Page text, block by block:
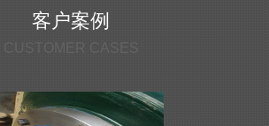
客户案例